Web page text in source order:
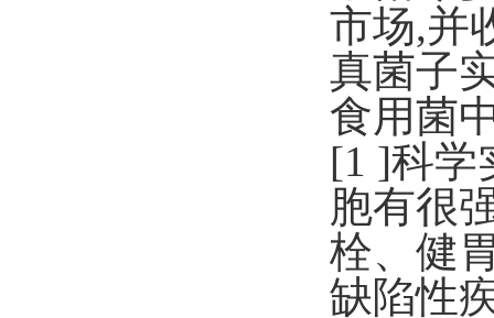
市场,并
真菌子
食用菌
[1 ]科学
胞有很
栓、健
缺陷性